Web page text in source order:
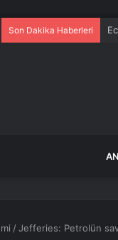
Son Dakika Haberleri
/Jefferies: Petrolün